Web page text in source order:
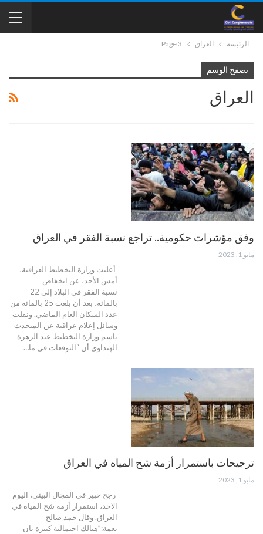
الرئيسة العراق Page 3
تصفح الوسم
العراق
وفق مؤشرات حكومية.. تراجع نسبة الفقر في العراق
مايو 1, 2023
أعلنت وزارة التخطيط العراقية،
أمس الأحد، عن انخفاض
نسبة الفقر في البلاد إلى 22‎
بالمائة، بعد أن بلغت 25 بالمائة من
عدد السكان العام الماضي. ونقلت
وسائل إعلام عراقية عن المتحدث
باسم وزارة التخطيط عبد الزهرة
الهنداوي أن “التوقعات في ما…
ترجيحات باستمرار أزمة شح المياه في العراق
مايو 1, 2023
رجح خبير في المجال البيئي، اليوم
الاحد، استمرار أزمة شح المياه في
العراق. وقال حمد صالح
نعمة:”هنالك احتمالية كبيرة بان